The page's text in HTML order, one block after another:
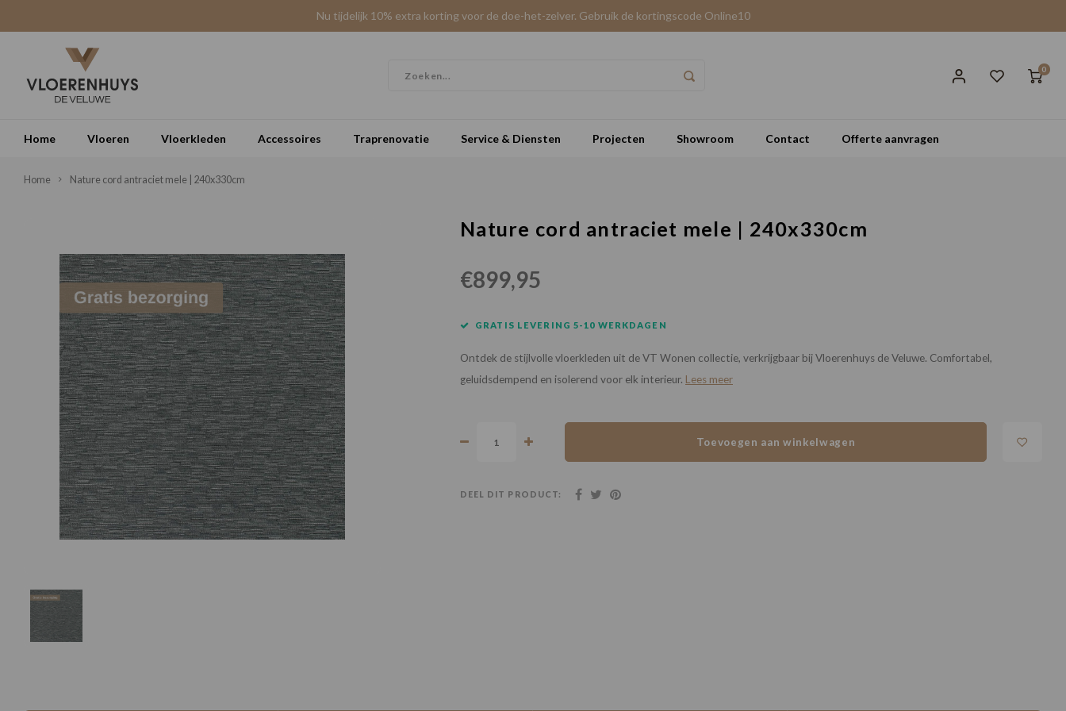
Nu tijdelijk 10% extra korting voor de doe-het-zelver. Gebruik de kortingscode Online10
0
Home Vloeren Vloerkleden Accessoires Traprenovatie Service & Diensten Projecten Showroom Contact Offerte aanvragen
Home Nature cord antraciet mele | 240x330cm
Nature cord antraciet mele | 240x330cm
€899,95
GRATIS LEVERING 5-10 WERKDAGEN
Ontdek de stijlvolle vloerkleden uit de VT Wonen collectie, verkrijgbaar bij Vloerenhuys de Veluwe. Comfortabel,
geluidsdempend en isolerend voor elk interieur. Lees meer
Toevoegen aan winkelwagen
DEEL DIT PRODUCT: